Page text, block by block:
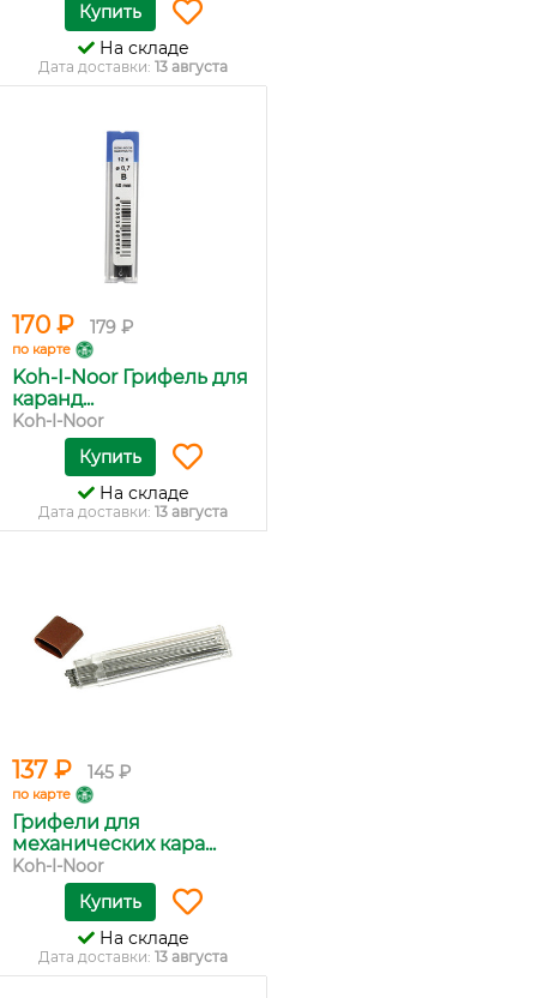
Купить
На складе
Дата доставки: 13 августа
170 ₽ 179 ₽
по карте
Koh-I-Noor Грифель для
каранд...
Koh-I-Noor
Купить
На складе
Дата доставки: 13 августа
137 ₽ 145 ₽
по карте
Грифели для
механических кара...
Koh-I-Noor
Купить
На складе
Дата доставки: 13 августа